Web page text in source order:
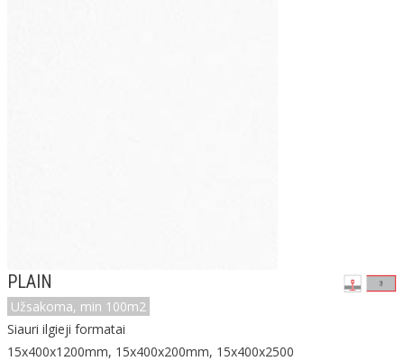
PLAIN
Užsakoma, min 100m2
Siauri ilgieji formatai
15x400x1200mm, 15x400x200mm, 15x400x2500